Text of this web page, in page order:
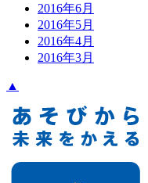
2016年6月
2016年5月
2016年4月
2016年3月
▲